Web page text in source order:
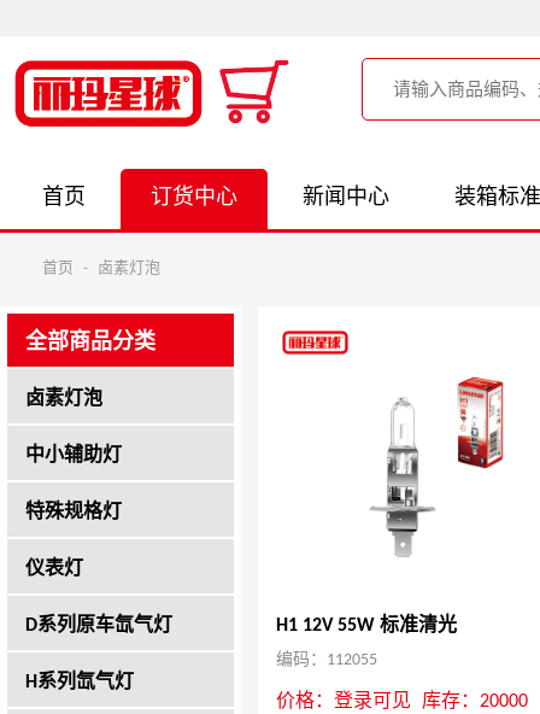
首页 订货中心 新闻中心 装箱标准
首页 - 卤素灯泡
全部商品分类
卤素灯泡
中小辅助灯
特殊规格灯
仪表灯
D系列原车氙气灯
H系列氙气灯
H1 12V 55W 标准清光
编码：112055
价格： 登录可见 库存：20000